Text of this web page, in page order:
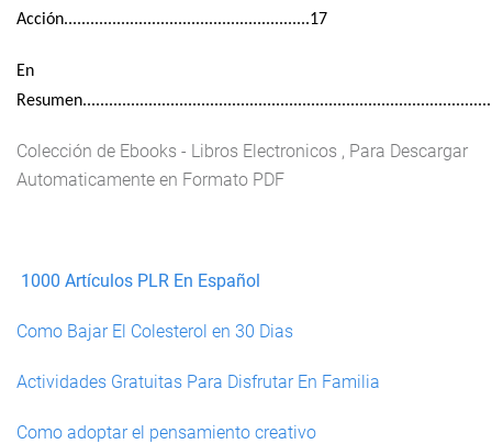
Acción........................................................17
En
Colección de Ebooks - Libros Electronicos , Para Descargar
Automaticamente en Formato PDF
1000 Artículos PLR En Español
Como Bajar El Colesterol en 30 Dias
Actividades Gratuitas Para Disfrutar En Familia
Como adoptar el pensamiento creativo